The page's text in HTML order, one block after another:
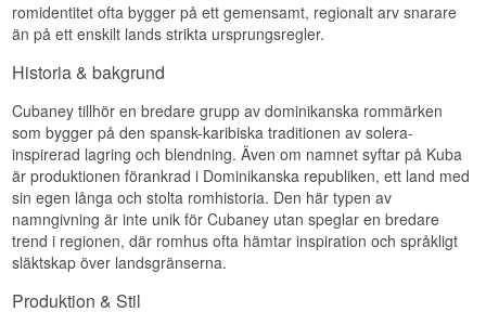
Typ: Rom
Ålder: 15 år
ex-vinfat
Serveringsförslag: Rent i rumstemperatur eller på
isbitar
Smakprofil
Sötaktig · Ekpräglad · Nötig · Rik · Dessertaktig
Visste du att?
Eftersmak
Region/Land: Dominikanska republiken
Typ: Rom
Ålder: 12 år
ABV: 38%
Storlek: 70 CL
Fattyp: Amerikansk och fransk ek, solera-metod
EAN-nr.: 7466871100271
Serveringsförslag: Rent, som digestif
romidentitet ofta bygger på ett gemensamt, regionalt arv snarare
än på ett enskilt lands strikta ursprungsregler.
Historia & bakgrund
Cubaney tillhör en bredare grupp av dominikanska rommärken
som bygger på den spansk-karibiska traditionen av solera-
inspirerad lagring och blendning. Även om namnet syftar på Kuba
är produktionen förankrad i Dominikanska republiken, ett land med
sin egen långa och stolta romhistoria. Den här typen av
namngivning är inte unik för Cubaney utan speglar en bredare
trend i regionen, där romhus ofta hämtar inspiration och språkligt
släktskap över landsgränserna.
Produktion & Stil